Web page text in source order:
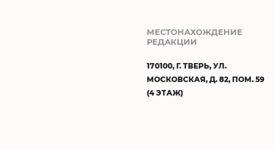
МЕСТОНАХОЖДЕНИЕ
РЕДАКЦИИ
170100, Г. ТВЕРЬ, УЛ.
МОСКОВСКАЯ, Д. 82, ПОМ. 59
(4 ЭТАЖ)